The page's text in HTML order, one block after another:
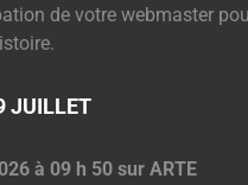
de votre webmaster
JUILLET
à 09 h 50 sur ARTE